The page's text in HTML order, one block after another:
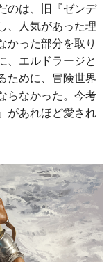
のは、旧『ゼンデ
、人気があった理
かった部分を取り
、エルドラージと
ために、冒険世界
らなかった。今考
があれほど愛され